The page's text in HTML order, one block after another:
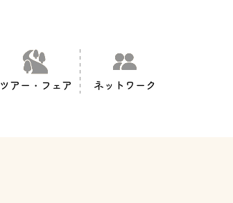
ツアー・フェア ネットワーク